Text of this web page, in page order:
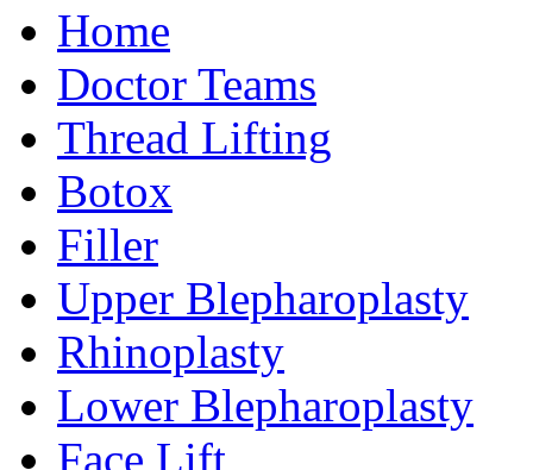
Home
Doctor Teams
Thread Lifting
Botox
Filler
Upper Blepharoplasty
Rhinoplasty
Lower Blepharoplasty
Face Lift